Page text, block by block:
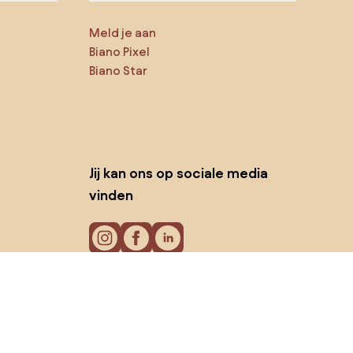
Meld je aan
Biano Pixel
Biano Star
Jij kan ons op sociale media
vinden